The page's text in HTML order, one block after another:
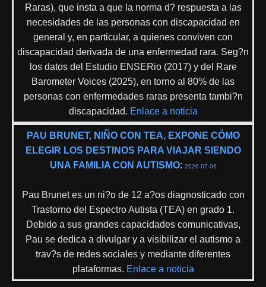
Raras), que insta a que la norma d? respuesta a las
necesidades de las personas con discapacidad en
general y, en particular, a quienes conviven con
discapacidad derivada de una enfermedad rara. Seg?n
los datos del Estudio ENSERio (2017) y del Rare
Barometer Voices (2025), en torno al 80% de las
personas con enfermedades raras presenta tambi?n
discapacidad. Enlace a noticia
PAU BRUNET, NIÑO CON TEA, EXPONE CÓMO
ELEGIR LOS DESTINOS PARA VIAJAR SIENDO
UNA FAMILIA CON AUTISMO: 2026-07-06
Pau Brunet es un ni?o de 12 a?os diagnosticado con
Trastorno del Espectro Autista (TEA) en grado 1.
Debido a sus grandes capacidades comunicativas,
Pau se dedica a divulgar y a visibilizar el autismo a
trav?s de redes sociales y mediante diferentes
plataformas. Enlace a noticia